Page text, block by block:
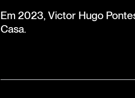
Em 2023, Victor Hugo
Casa.